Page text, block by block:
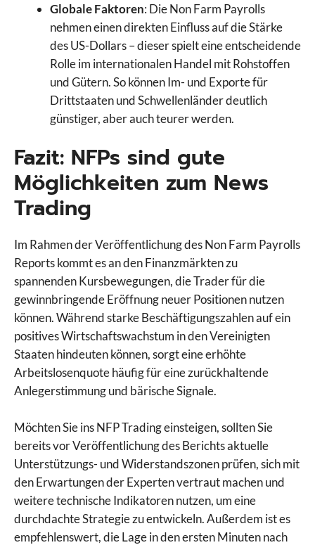
Globale Faktoren: Die Non Farm Payrolls
nehmen einen direkten Einfluss auf die Stärke
des US-Dollars – dieser spielt eine entscheidende
Rolle im internationalen Handel mit Rohstoffen
und Gütern. So können Im- und Exporte für
Drittstaaten und Schwellenländer deutlich
günstiger, aber auch teurer werden.
Fazit: NFPs sind gute
Möglichkeiten zum News
Trading
Im Rahmen der Veröffentlichung des Non Farm Payrolls
Reports kommt es an den Finanzmärkten zu
spannenden Kursbewegungen, die Trader für die
gewinnbringende Eröffnung neuer Positionen nutzen
können. Während starke Beschäftigungszahlen auf ein
positives Wirtschaftswachstum in den Vereinigten
Staaten hindeuten können, sorgt eine erhöhte
Arbeitslosenquote häufig für eine zurückhaltende
Anlegerstimmung und bärische Signale.
Möchten Sie ins NFP Trading einsteigen, sollten Sie
bereits vor Veröffentlichung des Berichts aktuelle
Unterstützungs- und Widerstandszonen prüfen, sich mit
den Erwartungen der Experten vertraut machen und
weitere technische Indikatoren nutzen, um eine
durchdachte Strategie zu entwickeln. Außerdem ist es
empfehlenswert, die Lage in den ersten Minuten nach